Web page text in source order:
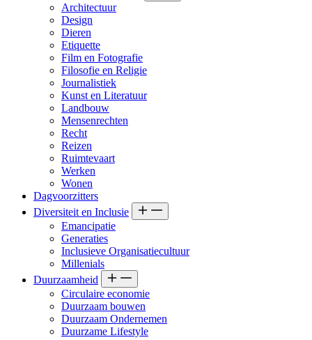
Architectuur
Design
Dieren
Etiquette
Film en Fotografie
Filosofie en Religie
Journalistiek
Kunst en Literatuur
Landbouw
Mensenrechten
Recht
Reizen
Ruimtevaart
Werken
Wonen
Dagvoorzitters
Diversiteit en Inclusie
Emancipatie
Generaties
Inclusieve Organisatiecultuur
Millenials
Duurzaamheid
Circulaire economie
Duurzaam bouwen
Duurzaam Ondernemen
Duurzame Lifestyle